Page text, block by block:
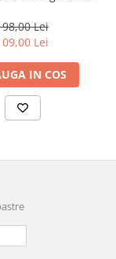
Lei
Lei
IN COS